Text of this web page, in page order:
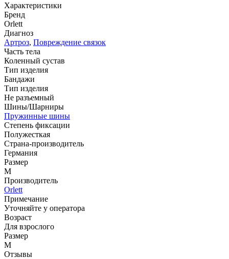
Характеристики
Бренд
Orlett
Диагноз
Артроз, Повреждение связок
Часть тела
Коленный сустав
Тип изделия
Бандажи
Тип изделия
Не разъемный
Шины/Шарниры
Пружинные шины
Степень фиксации
Полужесткая
Страна-производитель
Германия
Размер
M
Производитель
Orlett
Примечание
Уточняйте у оператора
Возраст
Для взрослого
Размер
M
Отзывы